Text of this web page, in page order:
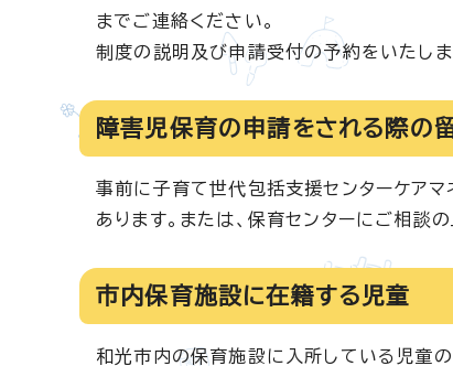
までご連絡ください。
制度の説明及び申請受付の予約をいたしま
障害児保育の申請をされる際の
事前に子育て世代包括支援センターケア
あります。または、保育センターにご相談の
市内保育施設に在籍する児童
和光市内の保育施設に入所している児童